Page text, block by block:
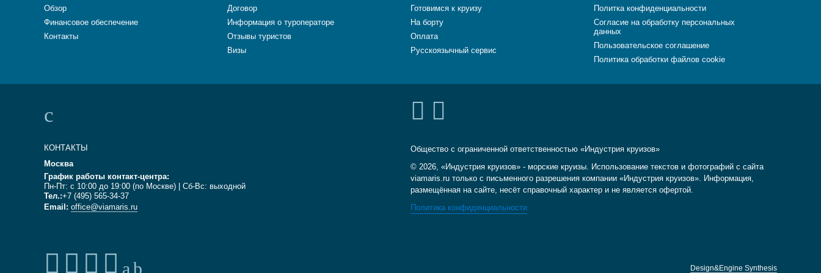
Обзор
Финансовое обеспечение
Контакты
Договор
Информация о туроператоре
Отзывы туристов
Визы
Готовимся к круизу
На борту
Оплата
Русскоязычный сервис
Политка конфиденциальности
Согласие на обработку персональных
данных
Пользовательское соглашение
Политика обработки файлов cookie
КОНТАКТЫ
Москва
График работы контакт-центра:
Пн-Пт: с 10:00 до 19:00 (по Москве) | Сб-Вс: выходной
Тел.:+7 (495) 565-34-37
Email: office@viamaris.ru
Общество с ограниченной ответственностью «Индустрия круизов»
© 2026, «Индустрия круизов» - морские круизы. Использование текстов и фотографий с сайта
viamaris.ru только с письменного разрешения компании «Индустрия круизов». Информация,
размещённая на сайте, несёт справочный характер и не является офертой.
Политика конфиденциальности
Design&Engine Synthesis